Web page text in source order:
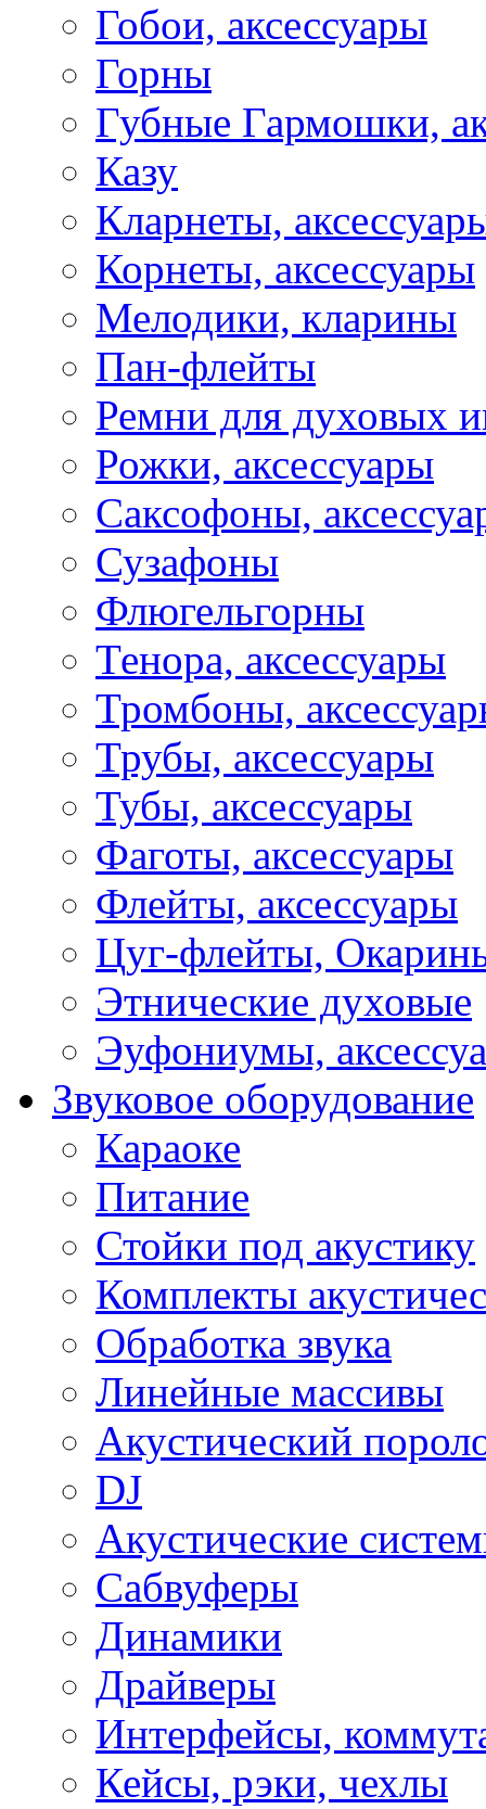
Гобои, аксессуары
Горны
Губные Гармошки,
Казу
Кларнеты,
Корнеты, аксессуары
Мелодики, кларины
Пан-флейты
Ремни для духовых
Рожки, аксессуары
Саксофоны,
Сузафоны
Флюгельгорны
Тенора, аксессуары
Тромбоны,
Трубы, аксессуары
Тубы, аксессуары
Фаготы, аксессуары
Флейты, аксессуары
Цуг-флейты,
Этнические духовые
Эуфониумы,
Звуковое оборудование
Караоке
Питание
Стойки под акустику
Комплекты
Обработка звука
Линейные массивы
Акустический
DJ
Акустические
Сабвуферы
Динамики
Драйверы
Интерфейсы,
Кейсы, рэки, чехлы